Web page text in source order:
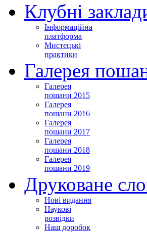
Клубні
Інформаційна
платформа
Мистецькі
практики
Галерея
Галерея
пошани 2015
Галерея
пошани 2016
Галерея
пошани 2017
Галерея
пошани 2018
Галерея
пошани 2019
Друковане
Нові видання
Наукові
розвідки
Наш доробок